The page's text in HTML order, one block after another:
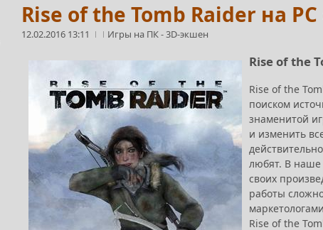
Rise of the Tomb Raider на
12.02.2016 13:11 Игры на ПК-3D-экшен
Rise of the
Rise of the
поиском
знаменитой
и изменить
любят. В наше
своих
работы
Rise of the